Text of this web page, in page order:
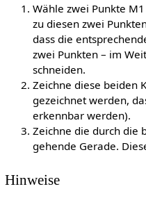
Wähle zwei Punkte M1
zu diesen zwei
dass die
zwei Punkten – im
schneiden.
Zeichne diese beiden
gezeichnet werden,
erkennbar werden).
Zeichne die durch die
gehende Gerade.
Hinweise